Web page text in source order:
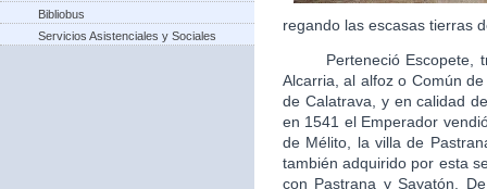
Bibliobus
Servicios Asistenciales y Sociales
regando las escasas tierras
Perteneció Escopete,
Alcarria, al alfoz o Común
de Calatrava, y en calidad
en 1541 el Emperador
de Mélito, la villa de
también adquirido por esta
con Pastrana y Sayatón.